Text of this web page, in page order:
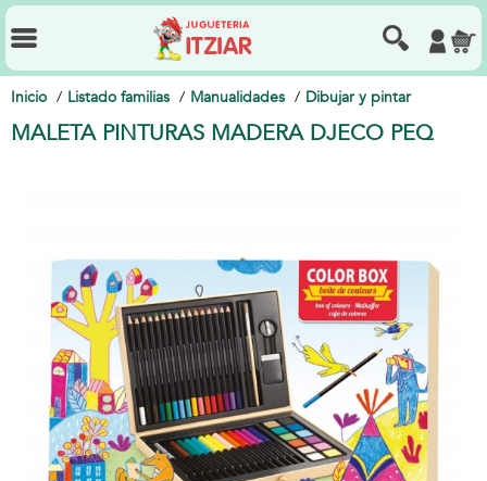
Inicio Listado familias Manualidades Dibujar y pintar
MALETA PINTURAS MADERA DJECO PEQ